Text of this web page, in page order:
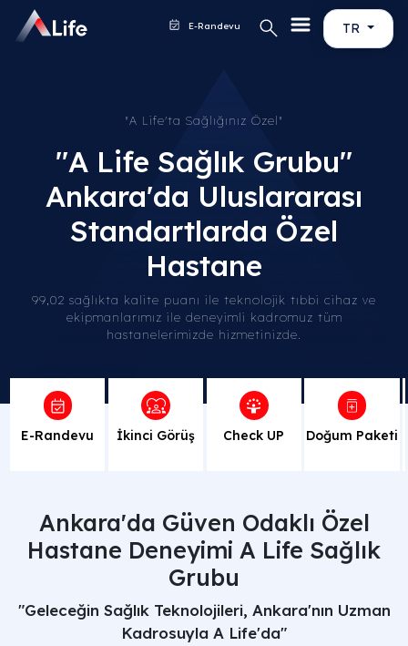
TR
E-Randevu
"A Life'ta Sağlığınız Özel"
''A Life Sağlık Grubu''
Ankara'da Uluslararası
Standartlarda Özel
Hastane
99,02 sağlıkta kalite puanı ile teknolojik tıbbi cihaz ve
ekipmanlarımız ile deneyimli kadromuz tüm
hastanelerimizde hizmetinizde.
E-Randevu İkinci Görüş Check UP
Ankara'da Güven Odaklı Özel
Hastane Deneyimi A Life Sağlık
Grubu
"Geleceğin Sağlık Teknolojileri, Ankara'nın Uzman
Kadrosuyla A Life'da"